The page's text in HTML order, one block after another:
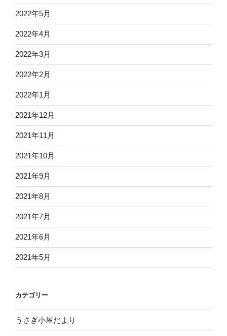
2022年5月
2022年4月
2022年3月
2022年2月
2022年1月
2021年12月
2021年11月
2021年10月
2021年9月
2021年8月
2021年7月
2021年6月
2021年5月
カテゴリー
うさぎ小屋だより